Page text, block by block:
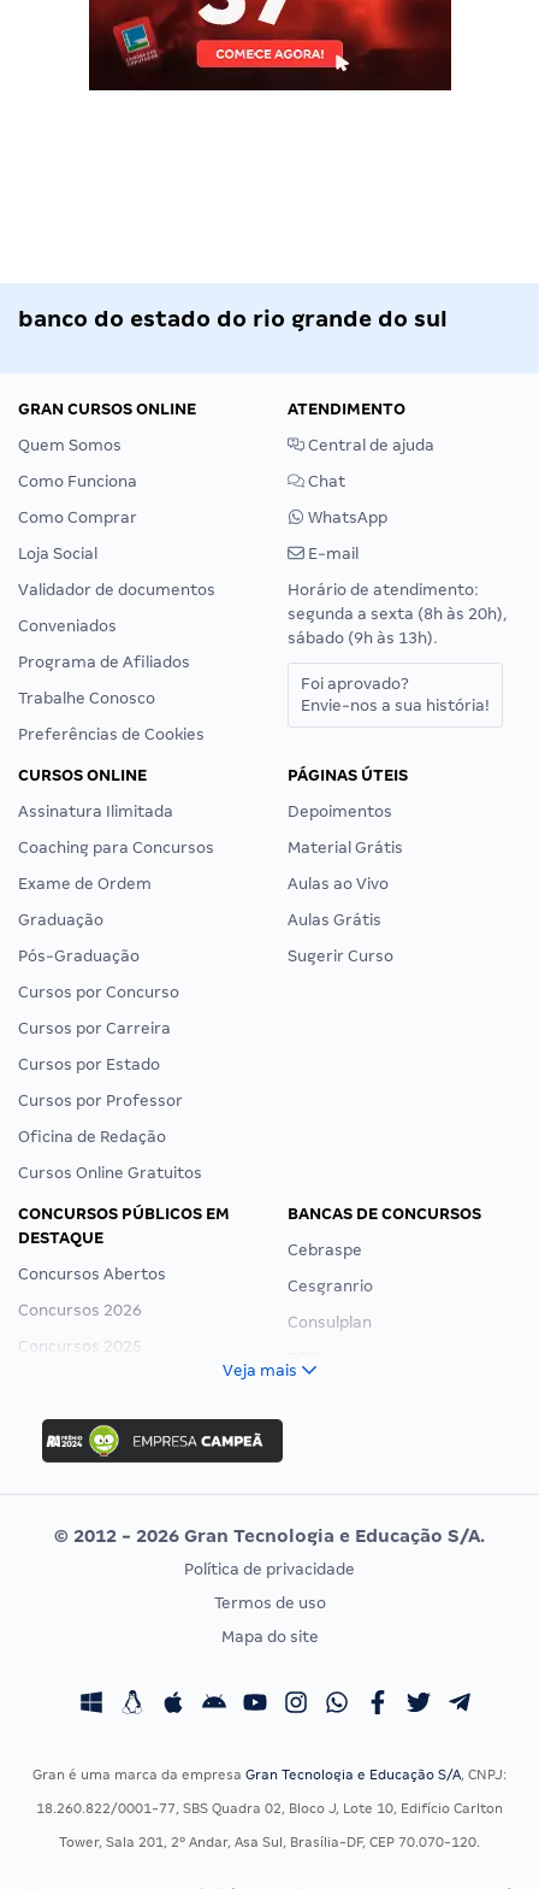
banco do estado do rio grande do sul
GRAN CURSOS ONLINE
Quem Somos
Como Funciona
Como Comprar
Loja Social
Validador de documentos
Conveniados
Programa de Afiliados
Trabalhe Conosco
Preferências de Cookies
ATENDIMENTO
Central de ajuda
Chat
WhatsApp
E-mail
Horário de atendimento:
segunda a sexta (8h às 20h),
sábado (9h às 13h).
Foi aprovado?
Envie-nos a sua história!
CURSOS ONLINE
Assinatura Ilimitada
Coaching para Concursos
Exame de Ordem
Graduação
Pós-Graduação
Cursos por Concurso
Cursos por Carreira
Cursos por Estado
Cursos por Professor
Oficina de Redação
Cursos Online Gratuitos
PÁGINAS ÚTEIS
Depoimentos
Material Grátis
Aulas ao Vivo
Aulas Grátis
Sugerir Curso
CONCURSOS PÚBLICOS EM
DESTAQUE
Concursos Abertos
Concursos 2026
Concursos 2025
Concurso Ibama
Concurso MPU
Editais publicados
BANCAS DE CONCURSOS
Cebraspe
Cesgranrio
Consulplan
Vunesp
CONCURSOS POR PROFISSÃO
Concursos Fiscais
Concursos Saúde
EXAME DE ORDEM
Calendário OAB
Veja mais
© 2012 - 2026 Gran Tecnologia e Educação S/A.
Política de privacidade
Termos de uso
Mapa do site
Gran é uma marca da empresa Gran Tecnologia e Educação S/A, CNPJ:
18.260.822/0001-77, SBS Quadra 02, Bloco J, Lote 10, Edifício Carlton
Tower, Sala 201, 2º Andar, Asa Sul, Brasília-DF, CEP 70.070-120.